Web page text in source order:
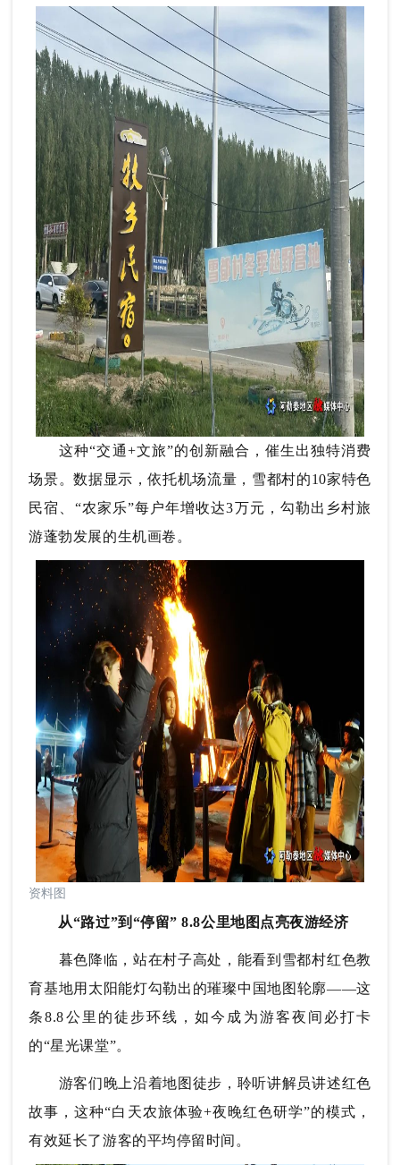
这种“交通+文旅”的创新融合，催生出独特消费
场景。数据显示，依托机场流量，雪都村的10家特色
民宿、“农家乐”每户年增收达3万元，勾勒出乡村旅
游蓬勃发展的生机画卷。
资料图
从“路过”到“停留”8.8公里地图点亮夜游经济
暮色降临，站在村子高处，能看到雪都村红色教
育基地用太阳能灯勾勒出的璀璨中国地图轮廓——这
条8.8公里的徒步环线，如今成为游客夜间必打卡
的“星光课堂”。
游客们晚上沿着地图徒步，聆听讲解员讲述红色
故事，这种“白天农旅体验+夜晚红色研学”的模式，
有效延长了游客的平均停留时间。